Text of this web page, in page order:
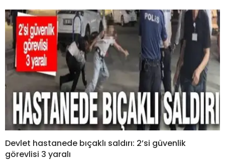
Devlet hastanede bıçaklı saldırı: 2’si güvenlik
görevlisi 3 yaralı